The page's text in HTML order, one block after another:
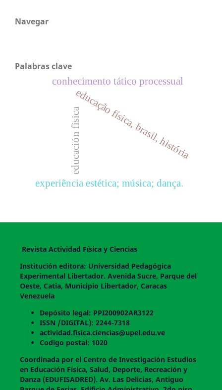
Navegar
Palabras clave
educación físicaeducação física, brasil, história
experiência estética; música; dança.
conhecimento tático processual
Revista Actividad Física y Ciencias
Institución editora: Universidad Pedagógica
Experimental Libertador. Avenida Sucre, Parque del
Oeste, Catia, Municipio Libertador, Caracas
Venezuela
Depósito legal: PPI200902AR3122
ISSN /DIGITAL): 2244-7318
actividad.fisica.ciencias@upel.edu.ve
Codigo postal: 1020
Coordinada por el Centro de Investigación Estudios
en Educación Física, Salud, Deporte, Recreación y
Danza (EDUFISADRED). Av. Las Delicias, Antiguo